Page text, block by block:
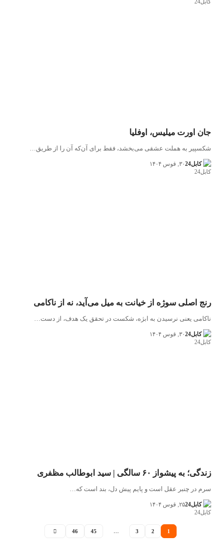
جان اورت میلیس، اوفلیا
شکسپیر به هملت عشقی می‌بخشد، فقط برای آن‌که آن را از طریق…
کابل24 ۳۰, قوس ۱۴۰۴
رنج اصلی سوژه از خیانت به میل می‌آید، نه از ناکامی
ناکامی یعنی نرسیدن به ابژه، شکست در تحقق یک هدف، از دست…
کابل24 ۳۰, قوس ۱۴۰۴
زندگی؛ به پیشواز ۶۰ سالگی | سید ابوطالب مظفری
سرم در چنبر عقل است و پایم پیش دل، بند است که…
کابل24 ۲۵, قوس ۱۴۰۴
1
2
3
…
45
46